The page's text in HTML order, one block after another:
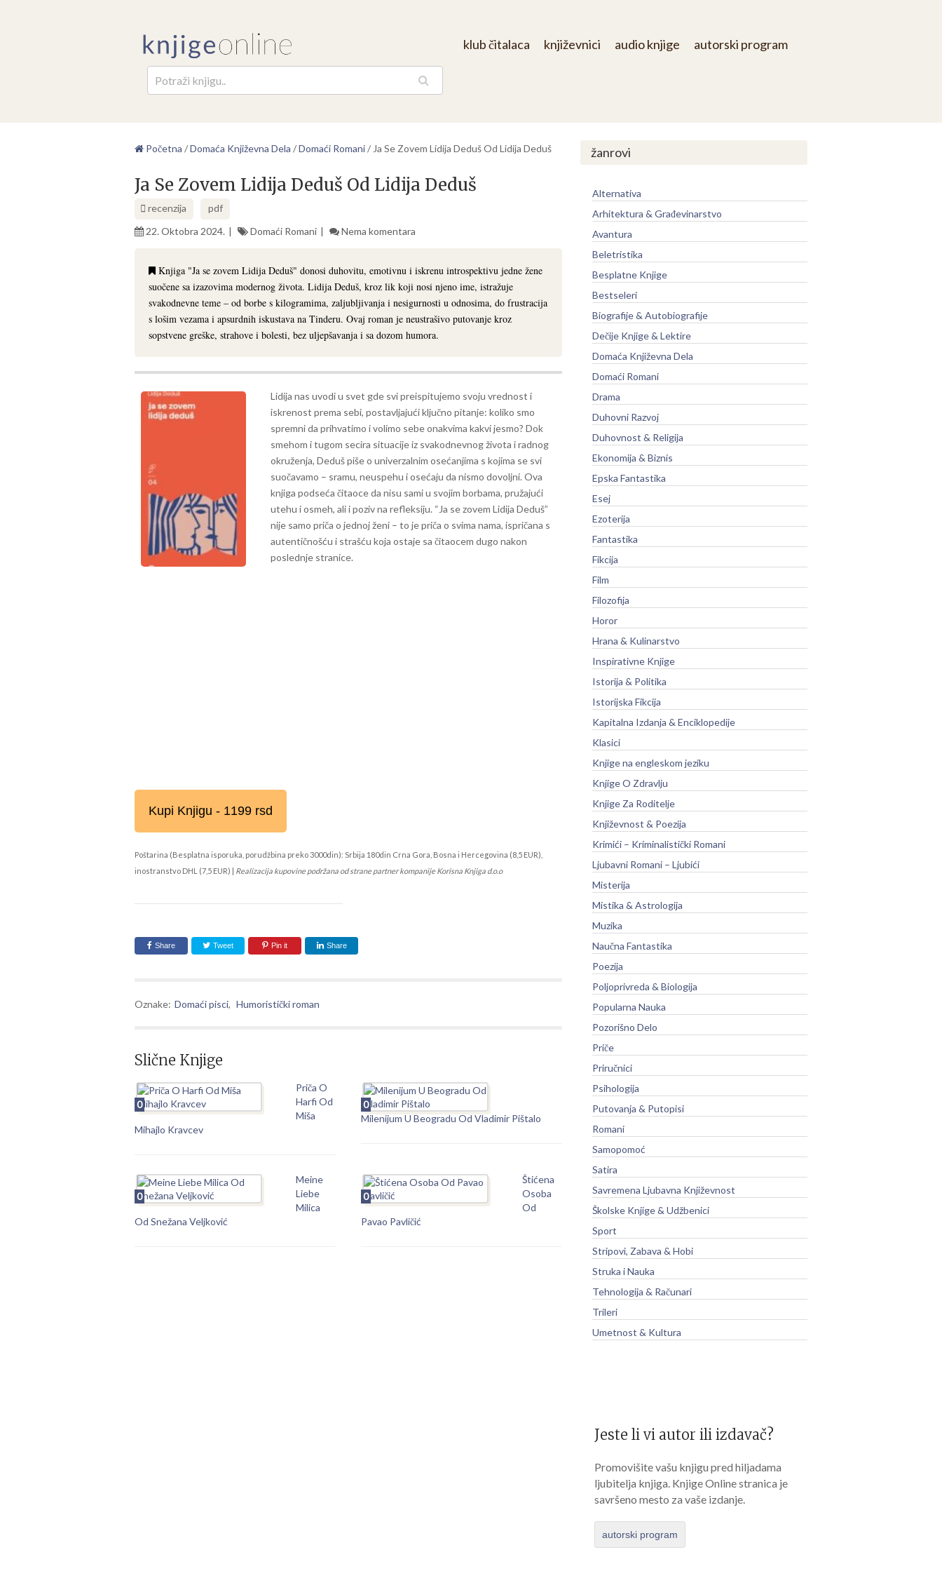
klub čitalaca književnici audio knjige autorski program
Početna /Domaća Književna Dela /Domaći Romani/ Ja Se Zovem Lidija Deduš Od Lidija Deduš
Ja Se Zovem Lidija Deduš Od Lidija Deduš
recenzija
pdf
22. Oktobra 2024.
Domaći Romani Nema komentara
Knjiga "Ja se zovem Lidija Deduš" donosi duhovitu, emotivnu i iskrenu introspektivu jedne žene
suočene sa izazovima modernog života. Lidija Deduš, kroz lik koji nosi njeno ime, istražuje
svakodnevne teme – od borbe s kilogramima, zaljubljivanja i nesigurnosti u odnosima, do frustracija
s lošim vezama i apsurdnih iskustava na Tinderu. Ovaj roman je neustrašivo putovanje kroz
sopstvene greške, strahove i bolesti, bez uljepšavanja i sa dozom humora.
Lidija nas uvodi u svet gde svi preispitujemo svoju vrednost i
iskrenost prema sebi, postavljajući ključno pitanje: koliko smo
spremni da prihvatimo i volimo sebe onakvima kakvi jesmo? Dok
smehom i tugom secira situacije iz svakodnevnog života i radnog
okruženja, Deduš piše o univerzalnim osećanjima s kojima se svi
suočavamo – sramu, neuspehu i osećaju da nismo dovoljni. Ova
knjiga podseća čitaoce da nisu sami u svojim borbama, pružajući
utehu i osmeh, ali i poziv na refleksiju. “Ja se zovem Lidija Deduš”
nije samo priča o jednoj ženi – to je priča o svima nama, ispričana s
autentičnošću i strašću koja ostaje sa čitaocem dugo nakon
poslednje stranice.
Kupi Knjigu - 1199 rsd
Poštarina (Besplatna isporuka, porudžbina preko 3000din): Srbija 180din Crna Gora, Bosna i Hercegovina (8,5 EUR),
inostranstvo DHL (7,5 EUR) | Realizacija kupovine podržana od strane partner kompanije Korisna Knjiga d.o.o
Share Tweet Pin it Share
Oznake: Domaći pisci, Humoristički roman
Slične Knjige
0
Priča O
Harfi Od
Miša
Mihajlo Kravcev
0
Milenijum U Beogradu Od Vladimir Pištalo
0
Meine
Liebe
Milica
Od Snežana Veljković
0
Štićena
Osoba
Od
Pavao Pavličić
žanrovi
Alternativa
Arhitektura & Građevinarstvo
Avantura
Beletristika
Besplatne Knjige
Bestseleri
Biografije & Autobiografije
Dečije Knjige & Lektire
Domaća Književna Dela
Domaći Romani
Drama
Duhovni Razvoj
Duhovnost & Religija
Ekonomija & Biznis
Epska Fantastika
Esej
Ezoterija
Fantastika
Fikcija
Film
Filozofija
Horor
Hrana & Kulinarstvo
Inspirativne Knjige
Istorija & Politika
Istorijska Fikcija
Kapitalna Izdanja & Enciklopedije
Klasici
Knjige na engleskom jeziku
Knjige O Zdravlju
Knjige Za Roditelje
Književnost & Poezija
Krimići – Kriminalistički Romani
Ljubavni Romani – Ljubići
Misterija
Mistika & Astrologija
Muzika
Naučna Fantastika
Poezija
Poljoprivreda & Biologija
Popularna Nauka
Pozorišno Delo
Priče
Priručnici
Psihologija
Putovanja & Putopisi
Romani
Samopomoć
Satira
Savremena Ljubavna Književnost
Školske Knjige & Udžbenici
Sport
Stripovi, Zabava & Hobi
Struka i Nauka
Tehnologija & Računari
Trileri
Umetnost & Kultura
Jeste li vi autor ili izdavač?
Promovišite vašu knjigu pred hiljadama
ljubitelja knjiga. Knjige Online stranica je
savršeno mesto za vaše izdanje.
autorski program